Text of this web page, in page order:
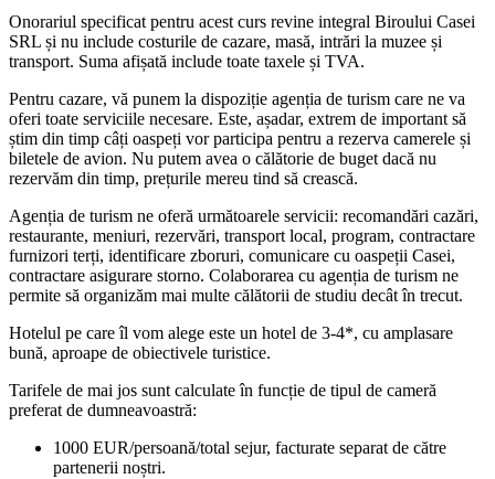
Onorariul specificat pentru acest curs revine integral Biroului Casei
SRL și nu include costurile de cazare, masă, intrări la muzee și
transport. Suma afișată include toate taxele și TVA.
Pentru cazare, vă punem la dispoziție agenția de turism care ne va
oferi toate serviciile necesare. Este, așadar, extrem de important să
știm din timp câți oaspeți vor participa pentru a rezerva camerele și
biletele de avion. Nu putem avea o călătorie de buget dacă nu
rezervăm din timp, prețurile mereu tind să crească.
Agenția de turism ne oferă următoarele servicii: recomandări cazări,
restaurante, meniuri, rezervări, transport local, program, contractare
furnizori terți, identificare zboruri, comunicare cu oaspeții Casei,
contractare asigurare storno. Colaborarea cu agenția de turism ne
permite să organizăm mai multe călătorii de studiu decât în trecut.
Hotelul pe care îl vom alege este un hotel de 3-4*, cu amplasare
bună, aproape de obiectivele turistice.
Tarifele de mai jos sunt calculate în funcție de tipul de cameră
preferat de dumneavoastră:
1000 EUR/persoană/total sejur, facturate separat de către
partenerii noștri.